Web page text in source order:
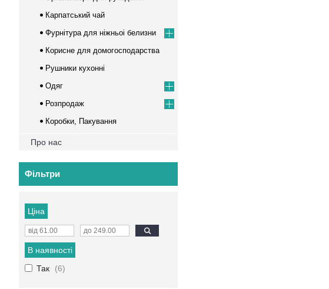
Карпатський чай
Фурнітура для ніжньоі белизни
Корисне для домогосподарства
Рушники кухонні
Одяг
Розпродаж
Коробки, Пакування
Про нас
Фільтри
Ціна
В наявності
Так
6